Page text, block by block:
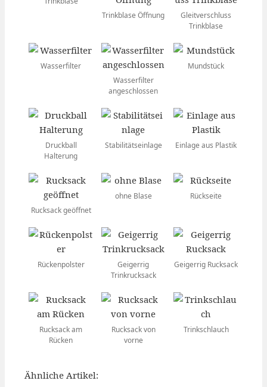
Trinkblase Öffnung
Gleitverschluss
Trinkblase
Wasserfilter
Wasserfilter
angeschlossen
Mundstück
Druckball
Halterung
Stabilitätseinlage Einlage aus Plastik
Rucksack geöffnet
ohne Blase Rückseite
Rückenpolster
Geigerrig
Trinkrucksack
Geigerrig Rucksack
Rucksack am
Rücken
Rucksack von
vorne
Trinkschlauch
Ähnliche Artikel: